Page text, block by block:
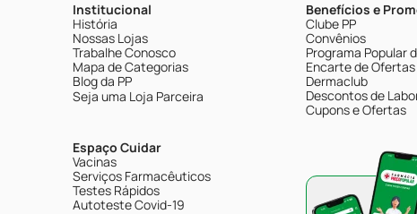
Institucional
História
Nossas Lojas
Trabalhe Conosco
Mapa de Categorias
Blog da PP
Seja uma Loja Parceira
Espaço Cuidar
Vacinas
Serviços Farmacêuticos
Testes Rápidos
Autoteste Covid-19
Benefícios e
Clube PP
Convênios
Programa Popular
Encarte de Ofertas
Dermaclub
Descontos de
Cupons e Ofertas